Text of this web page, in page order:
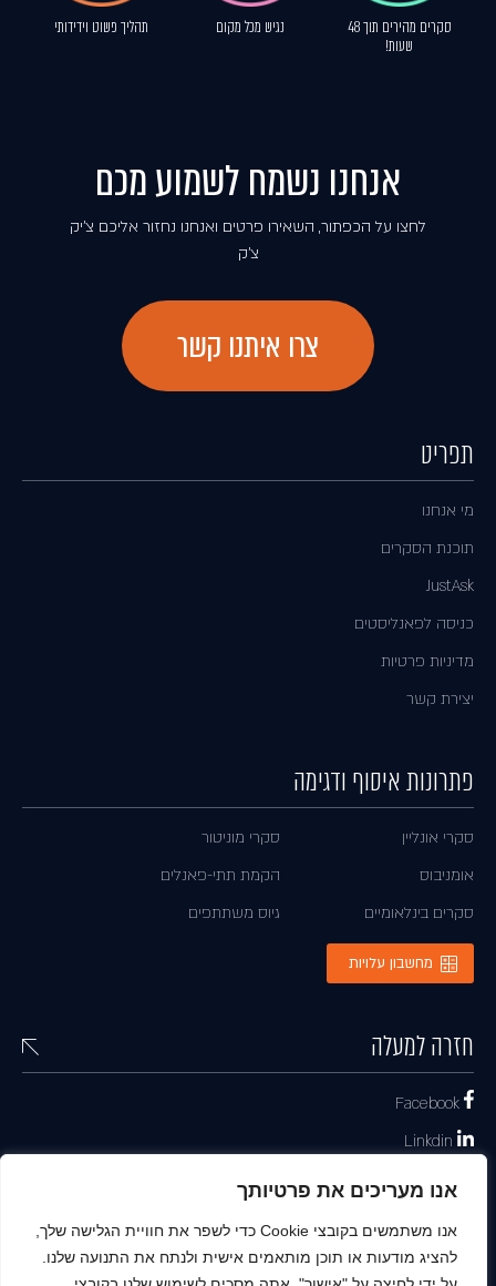
אנו מעריכים את פרטיותך
אנו משתמשים בקובצי Cookie כדי לשפר את חוויית הגלישה שלך,
להציג מודעות או תוכן מותאמים אישית ולנתח את התנועה שלנו.
סקרים מהירים תוך 48
שעות!
נגיש מכל מקום תהליך פשוט וידידותי
אנחנו נשמח לשמוע מכם
לחצו על הכפתור, השאירו פרטים ואנחנו נחזור אליכם צ'יק
צ'ק
צרו איתנו קשר
תפריט
מי אנחנו
תוכנת הסקרים
JustAsk
כניסה לפאנליסטים
מדיניות פרטיות
יצירת קשר
פתרונות איסוף ודגימה
סקרי אונליין
סקרי מוניטור
אומניבוס
הקמת תתי-פאנלים
סקרים בינלאומיים
גיוס משתתפים
מחשבון עלויות
חזרה למעלה
Facebook